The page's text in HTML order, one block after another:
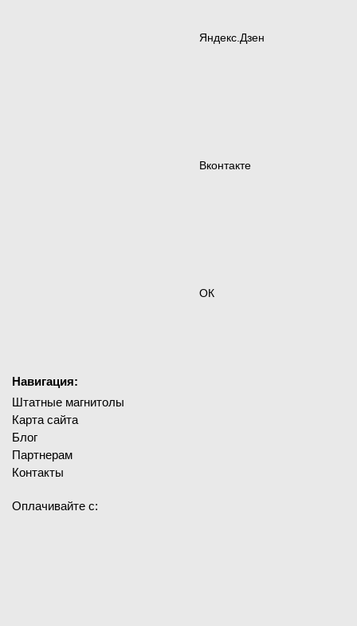
Яндекс.Дзен
Вконтакте
ОК
Навигация:
Штатные магнитолы
Карта сайта
Блог
Партнерам
Контакты
Оплачивайте с: